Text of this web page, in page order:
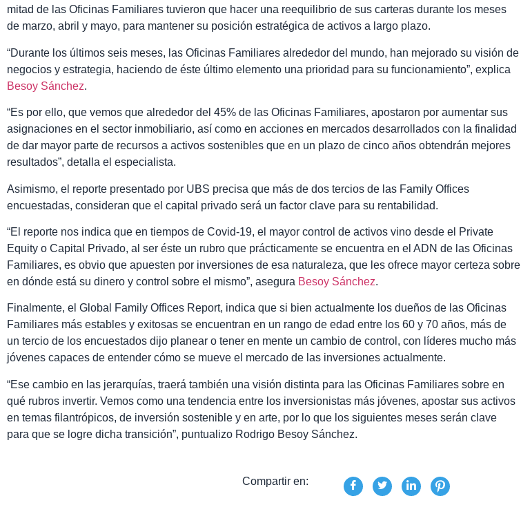
mitad de las Oficinas Familiares tuvieron que hacer una reequilibrio de sus carteras durante los meses
de marzo, abril y mayo, para mantener su posición estratégica de activos a largo plazo.
“Durante los últimos seis meses, las Oficinas Familiares alrededor del mundo, han mejorado su visión de
negocios y estrategia, haciendo de éste último elemento una prioridad para su funcionamiento”, explica
Besoy Sánchez.
“Es por ello, que vemos que alrededor del 45% de las Oficinas Familiares, apostaron por aumentar sus
asignaciones en el sector inmobiliario, así como en acciones en mercados desarrollados con la finalidad
de dar mayor parte de recursos a activos sostenibles que en un plazo de cinco años obtendrán mejores
resultados”, detalla el especialista.
Asimismo, el reporte presentado por UBS precisa que más de dos tercios de las Family Offices
encuestadas, consideran que el capital privado será un factor clave para su rentabilidad.
“El reporte nos indica que en tiempos de Covid-19, el mayor control de activos vino desde el Private
Equity o Capital Privado, al ser éste un rubro que prácticamente se encuentra en el ADN de las Oficinas
Familiares, es obvio que apuesten por inversiones de esa naturaleza, que les ofrece mayor certeza sobre
en dónde está su dinero y control sobre el mismo”, asegura Besoy Sánchez.
Finalmente, el Global Family Offices Report, indica que si bien actualmente los dueños de las Oficinas
Familiares más estables y exitosas se encuentran en un rango de edad entre los 60 y 70 años, más de
un tercio de los encuestados dijo planear o tener en mente un cambio de control, con líderes mucho más
jóvenes capaces de entender cómo se mueve el mercado de las inversiones actualmente.
“Ese cambio en las jerarquías, traerá también una visión distinta para las Oficinas Familiares sobre en
qué rubros invertir. Vemos como una tendencia entre los inversionistas más jóvenes, apostar sus activos
en temas filantrópicos, de inversión sostenible y en arte, por lo que los siguientes meses serán clave
para que se logre dicha transición”, puntualizo Rodrigo Besoy Sánchez.
Compartir en: